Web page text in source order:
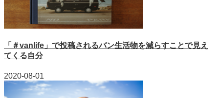
「＃vanlife」で投稿されるバン生活物を減らすことで見え
てくる自分
2020-08-01